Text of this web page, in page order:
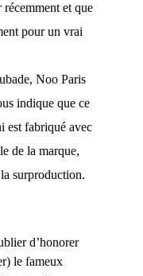
et que
pour un vrai
Noo Paris
indique que ce
est fabriqué avec
de la marque,
surproduction.
d’honorer
le fameux